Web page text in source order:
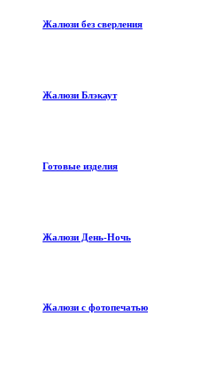
Жалюзи без сверления
Жалюзи Блэкаут
Готовые изделия
Жалюзи День-Ночь
Жалюзи с фотопечатью